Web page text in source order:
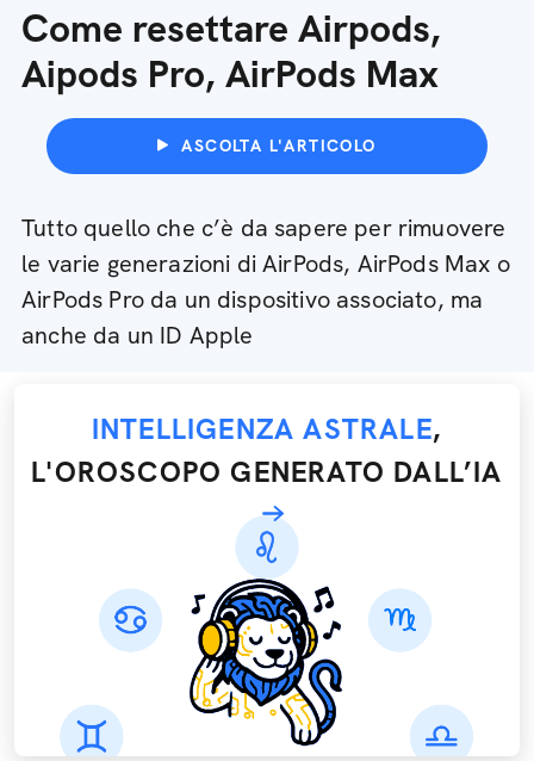
Come resettare Airpods,
Aipods Pro, AirPods Max
ASCOLTA L'ARTICOLO
Tutto quello che c’è da sapere per rimuovere
le varie generazioni di AirPods, AirPods Max o
AirPods Pro da un dispositivo associato, ma
anche da un ID Apple
INTELLIGENZA ASTRALE,
L'OROSCOPO GENERATO DALL’IA